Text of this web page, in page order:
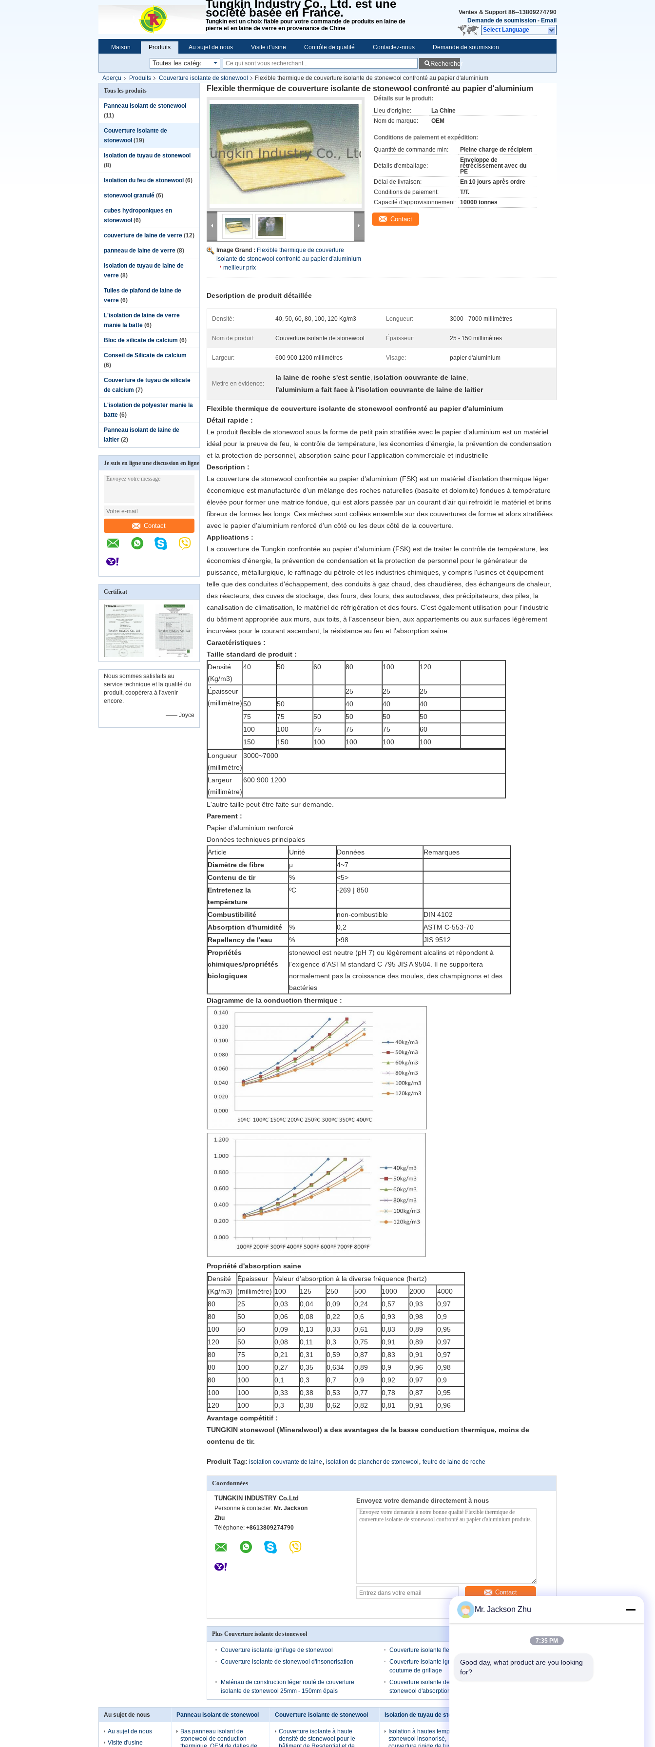
Tungkin Industry Co., Ltd. est une
société basée en France.
Tungkin est un choix fiable pour votre commande de produits en laine de
pierre et en laine de verre en provenance de Chine
Ventes & Support 86--13809274790
Demande de soumission - Email
Select Language
Maison Produits Au sujet de nous Visite d'usine Contrôle de qualité Contactez-nous Demande de soumission
Rechercher
Aperçu Produits Couverture isolante de stonewool
Flexible thermique de couverture isolante de stonewool confronté au papier d'aluminium
Tous les produits
Panneau isolant de stonewool
(11)
Couverture isolante de
stonewool (19)
Isolation de tuyau de stonewool
(8)
Isolation du feu de stonewool (6)
stonewool granulé (6)
cubes hydroponiques en
stonewool (6)
couverture de laine de verre (12)
panneau de laine de verre (8)
Isolation de tuyau de laine de
verre (8)
Tuiles de plafond de laine de
verre (6)
L'isolation de laine de verre
manie la batte (6)
Bloc de silicate de calcium (6)
Conseil de Silicate de calcium
(6)
Couverture de tuyau de silicate
de calcium (7)
L'isolation de polyester manie la
batte (6)
Panneau isolant de laine de
laitier (2)
Je suis en ligne une discussion en ligne
Contact
Certificat
Nous sommes satisfaits au
service technique et la qualité du
produit, coopérera à l'avenir
encore.
—— Joyce
Flexible thermique de couverture isolante de stonewool confronté au papier d'aluminium
Image Grand : Flexible thermique de couverture
isolante de stonewool confronté au papier d'aluminium
meilleur prix
Détails sur le produit:
Lieu d'origine:
La Chine
Nom de marque:
OEM
Conditions de paiement et expédition:
Quantité de commande min:
Pleine charge de récipient
Détails d'emballage:
Enveloppe de
rétrécissement avec du
PE
Délai de livraison:
En 10 jours après ordre
Conditions de paiement:
T/T.
Capacité d'approvisionnement: 10000 tonnes
Contact
Description de produit détaillée
Densité: 40, 50, 60, 80, 100, 120 Kg/m3 Longueur: 3000 - 7000 millimètres
Nom de produit: Couverture isolante de stonewool Épaisseur: 25 - 150 millimètres
Largeur: 600 900 1200 millimètres Visage: papier d'aluminium
Mettre en évidence:
la laine de roche s'est sentie, isolation couvrante de laine,
l'aluminium a fait face à l'isolation couvrante de laine de laitier
Flexible thermique de couverture isolante de stonewool confronté au papier d'aluminium
Détail rapide :
Le produit flexible de stonewool sous la forme de petit pain stratifiée avec le papier d'aluminium est un matériel
idéal pour la preuve de feu, le contrôle de température, les économies d'énergie, la prévention de condensation
et la protection de personnel, absorption saine pour l'application commerciale et industrielle
Description :
La couverture de stonewool confrontée au papier d'aluminium (FSK) est un matériel d'isolation thermique léger
économique est manufacturée d'un mélange des roches naturelles (basalte et dolomite) fondues à température
élevée pour former une matrice fondue, qui est alors passée par un courant d'air qui refroidit le matériel et brins
fibreux de formes les longs. Ces mèches sont collées ensemble sur des couvertures de forme et alors stratifiées
avec le papier d'aluminium renforcé d'un côté ou les deux côté de la couverture.
Applications :
La couverture de Tungkin confrontée au papier d'aluminium (FSK) est de traiter le contrôle de température, les
économies d'énergie, la prévention de condensation et la protection de personnel pour le générateur de
puissance, métallurgique, le raffinage du pétrole et les industries chimiques, y compris l'usines et équipement
telle que des conduites d'échappement, des conduits à gaz chaud, des chaudières, des échangeurs de chaleur,
des réacteurs, des cuves de stockage, des fours, des fours, des autoclaves, des précipitateurs, des piles, la
canalisation de climatisation, le matériel de réfrigération et des fours. C'est également utilisation pour l'industrie
du bâtiment appropriée aux murs, aux toits, à l'ascenseur bien, aux appartements ou aux surfaces légèrement
incurvées pour le courant ascendant, la résistance au feu et l'absorption saine.
Caractéristiques :
Taille standard de produit :
Densité
(Kg/m3)
40 50 60 80 100 120
Épaisseur
(millimètre)
25 25
25
50
50 40 40
40
75
75 50 50 50
50
100
100 75 75 75
60
150
150 100 100 100
100
Longueur
(millimètre)
3000~7000
Largeur
(millimètre)
600 900 1200
L'autre taille peut être faite sur demande.
Parement :
Papier d'aluminium renforcé
Données techniques principales
Article
Unité Données
Remarques
Diamètre de fibre
μ
4~7
Contenu de tir
%
<5>
Entretenez la
température
ºC -269 | 850
Combustibilité non-combustible
DIN 4102
Absorption d'humidité
% 0,2
ASTM C-553-70
Repellency de l'eau
% >98
JIS 9512
Propriétés
chimiques/propriétés
biologiques
stonewool est neutre (pH 7) ou légèrement alcalins et répondent à
l'exigence d'ASTM standard C 795 JIS A 9504. Il ne supportera
normalement pas la croissance des moules, des champignons et des
bactéries
Diagramme de la conduction thermique :
Propriété d'absorption saine
Densité
Épaisseur
Valeur d'absorption à la diverse fréquence (hertz)
(Kg/m3)
(millimètre) 100 125 250 500 1000 2000
4000
80
25 0,03 0,04 0,09 0,24 0,57 0,93
0,97
80
50 0,06 0,08 0,22 0,6 0,93 0,98
0,9
100
50 0,09 0,13 0,33 0,61 0,83 0,89
0,95
120
50 0,08 0,11 0,3 0,75 0,91 0,89
0,97
80
75 0,21 0,31 0,59 0,87 0,83 0,91
0,97
80
100 0,27 0,35 0,634 0,89 0,9 0,96
0,98
80
100 0,1 0,3 0,7 0,9 0,92 0,97
0,9
100
100 0,33 0,38 0,53 0,77 0,78 0,87
0,95
120
100 0,3 0,38 0,62 0,82 0,81 0,91
0,96
Avantage compétitif :
TUNGKIN stonewool (Mineralwool) a des avantages de la basse conduction thermique, moins de
contenu de tir.
Produit Tag: isolation couvrante de laine, isolation de plancher de stonewool , feutre de laine de roche
Coordonnées
TUNGKIN INDUSTRY Co.Ltd
Personne à contacter: Mr. Jackson
Zhu
Téléphone: +8613809274790
Envoyez votre demande directement à nous
Contact
Plus Couverture isolante de stonewool
Couverture isolante ignifuge de stonewool
Couverture isolante flexible de stonewool
Couverture isolante de stonewool d'insonorisation
Couverture isolante ignifuge de stonewool avec la
coutume de grillage
Matériau de construction léger roulé de couverture
isolante de stonewool 25mm - 150mm épais
Couverture isolante de laine de laitier, couverture de
stonewool d'absorption saine
Au sujet de nous
Au sujet de nous
Visite d'usine
Panneau isolant de stonewool
Bas panneau isolant de
stonewool de conduction
Couverture isolante de stonewool
Couverture isolante à haute
densité de stonewool pour le
Isolation de tuyau de stonewool
Isolation à hautes températures
stonewool insonorisé,
Mr. Jackson Zhu
7:35 PM
Good day, what product are you looking
for?